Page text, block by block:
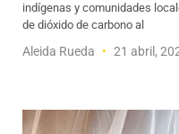
indígenas y comunidades
de dióxido de carbono al
Aleida Rueda 21 abril,